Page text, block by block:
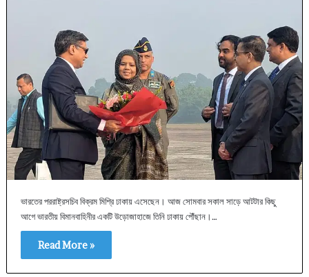
ভারতের পররাষ্ট্রসচিব বিক্রম মিশ্রি ঢাকায় এসেছেন। আজ সোমবার সকাল সাড়ে আটটার কিছু
আগে ভারতীয় বিমানবাহিনীর একটি উড়োজাহাজে তিনি ঢাকায় পৌঁছান।…
Read More »